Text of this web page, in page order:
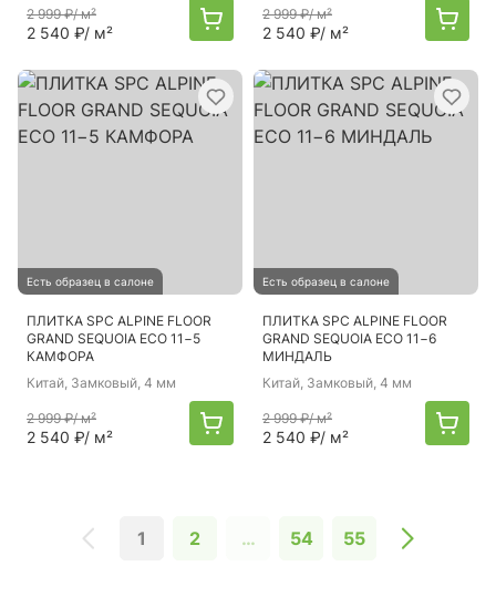
2 999 ₽/ м²
2 540 ₽/ м²
2 999 ₽/ м²
2 540 ₽/ м²
Есть образец в салоне
ПЛИТКА SPC ALPINE FLOOR
GRAND SEQUOIA ECO 11−5
КАМФОРА
Китай, Замковый, 4 мм
2 999 ₽/ м²
2 540 ₽/ м²
Есть образец в салоне
ПЛИТКА SPC ALPINE FLOOR
GRAND SEQUOIA ECO 11−6
МИНДАЛЬ
Китай, Замковый, 4 мм
2 999 ₽/ м²
2 540 ₽/ м²
1 2 … 54 55